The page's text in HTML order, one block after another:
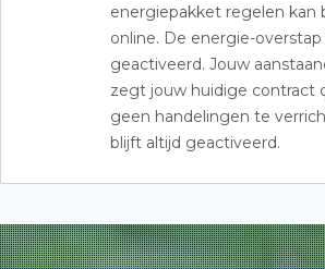
energiepakket regelen kan
online. De energie-overstap
geactiveerd. Jouw
zegt jouw huidige contract
geen handelingen te
blijft altijd geactiveerd.